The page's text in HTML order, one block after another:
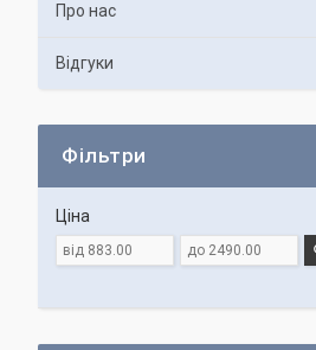
Про нас
Відгуки
Фільтри
Ціна